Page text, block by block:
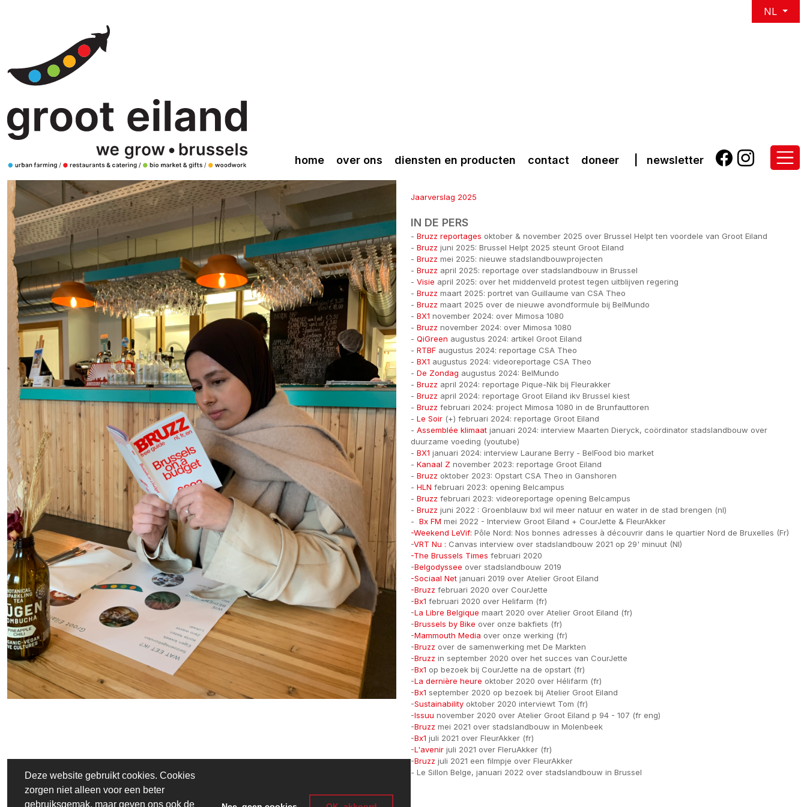
Deze website gebruikt cookies. Cookies
zorgen niet alleen voor een beter
gebruiksgemak, maar geven ons ook de
NL
home over ons diensten en producten contact doneer newsletter
Jaarverslag 2025
IN DE PERS
- Bruzz reportages oktober & november 2025 over Brussel Helpt ten voordele van Groot Eiland
- Bruzz juni 2025: Brussel Helpt 2025 steunt Groot Eiland
- Bruzz mei 2025: nieuwe stadslandbouwprojecten
- Bruzz april 2025: reportage over stadslandbouw in Brussel
- Visie april 2025: over het middenveld protest tegen uitblijven regering
- Bruzz maart 2025: portret van Guillaume van CSA Theo
- Bruzz maart 2025 over de nieuwe avondformule bij BelMundo
- BX1 november 2024: over Mimosa 1080
- Bruzz november 2024: over Mimosa 1080
- QiGreen augustus 2024: artikel Groot Eiland
- RTBF augustus 2024: reportage CSA Theo
- BX1 augustus 2024: videoreportage CSA Theo
- De Zondag augustus 2024: BelMundo
- Bruzz april 2024: reportage Pique-Nik bij Fleurakker
- Bruzz april 2024: reportage Groot Eiland ikv Brussel kiest
- Bruzz februari 2024: project Mimosa 1080 in de Brunfauttoren
- Le Soir (+) februari 2024: reportage Groot Eiland
- Assemblée klimaat januari 2024: interview Maarten Dieryck, coördinator stadslandbouw over
duurzame voeding (youtube)
- BX1 januari 2024: interview Laurane Berry - BelFood bio market
- Kanaal Z november 2023: reportage Groot Eiland
- Bruzz oktober 2023: Opstart CSA Theo in Ganshoren
- HLN februari 2023: opening Belcampus
- Bruzz februari 2023: videoreportage opening Belcampus
- Bruzz juni 2022 : Groenblauw bxl wil meer natuur en water in de stad brengen (nl)
- Bx FM mei 2022 - Interview Groot Eiland + CourJette & FleurAkker
-Weekend LeVif: Pôle Nord: Nos bonnes adresses à découvrir dans le quartier Nord de Bruxelles (Fr)
-VRT Nu : Canvas interview over stadslandbouw 2021 op 29' minuut (Nl)
-The Brussels Times februari 2020
-Belgodyssee over stadslandbouw 2019
-Sociaal Net januari 2019 over Atelier Groot Eiland
-Bruzz februari 2020 over CourJette
-Bx1 februari 2020 over Helifarm (fr)
-La Libre Belgique maart 2020 over Atelier Groot Eiland (fr)
-Brussels by Bike over onze bakfiets (fr)
-Mammouth Media over onze werking (fr)
-Bruzz over de samenwerking met De Markten
-Bruzz in september 2020 over het succes van CourJette
-Bx1 op bezoek bij CourJette na de opstart (fr)
-La dernière heure oktober 2020 over Hélifarm (fr)
-Bx1 september 2020 op bezoek bij Atelier Groot Eiland
-Sustainability oktober 2020 interviewt Tom (fr)
-Issuu november 2020 over Atelier Groot Eiland p 94 - 107 (fr eng)
-Bruzz mei 2021 over stadslandbouw in Molenbeek
-Bx1 juli 2021 over FleurAkker (fr)
-L'avenir juli 2021 over FleruAkker (fr)
-Bruzz juli 2021 een filmpje over FleurAkker
- Le Sillon Belge, januari 2022 over stadslandbouw in Brussel